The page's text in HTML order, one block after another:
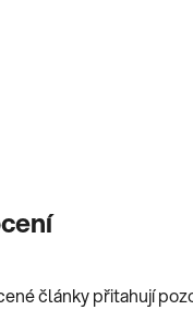
články přitahují